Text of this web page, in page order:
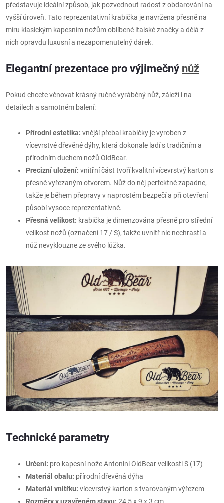
představuje ideální způsob, jak pozvednout radost z obdarování na
vyšší úroveň. Tato reprezentativní krabička je navržena přesně na
míru klasickým kapesním nožům oblíbené italské značky a dělá z
nich opravdu luxusní a nezapomenutelný dárek.
Elegantní prezentace pro výjimečný nůž
Pokud chcete věnovat krásný ručně vyráběný nůž, záleží i na
detailech a samotném balení:
Přírodní estetika: vnější přebal krabičky je vyroben z
vícevrstvé dřevěné dýhy, která dokonale ladí s tradičním a
přírodním duchem nožů OldBear.
Precizní uložení: vnitřní část tvoří kvalitní vícevrstvý karton s
přesně vyřezaným otvorem. Nůž do něj perfektně zapadne,
takže je během přepravy v naprostém bezpečí a při otevření
působí vysoce reprezentativně.
Přesná velikost: krabička je dimenzována přesně pro střední
velikost nožů (označení 17 / S), takže uvnitř nic nechrastí a
nůž nevyklouzne ze svého lůžka.
Technické parametry
Určení: pro kapesní nože Antonini OldBear velikosti S (17)
Materiál obalu: přírodní dřevěná dýha
Materiál vnitřku: vícevrstvý karton s tvarovaným výřezem